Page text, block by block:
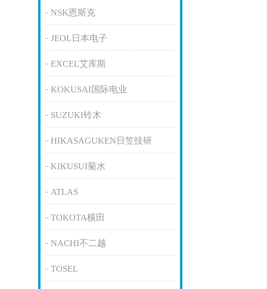
NSK恩斯克
JEOL日本电子
EXCEL艾库斯
KOKUSAI国际电业
SUZUKI铃木
HIKASAGUKEN日笠技研
KIKUSUI菊水
ATLAS
TOKOTA横田
NACHI不二越
TOSEL